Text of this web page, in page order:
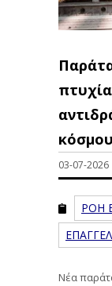
κόσμου
03-07-2026
ΡΟΗ
Νέα